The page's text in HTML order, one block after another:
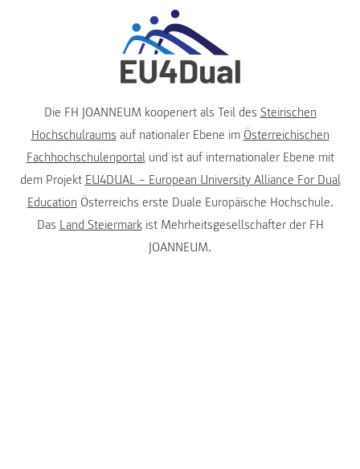
Die FH JOANNEUM kooperiert als Teil des Steirischen
Hochschulraums auf nationaler Ebene im Österreichischen
Fachhochschulenportalund ist auf internationaler Ebene mit
dem Projekt EU4DUAL – European University Alliance For Dual
Education Österreichs erste Duale Europäische Hochschule.
Das Land Steiermarkist Mehrheitsgesellschafter der FH
JOANNEUM.